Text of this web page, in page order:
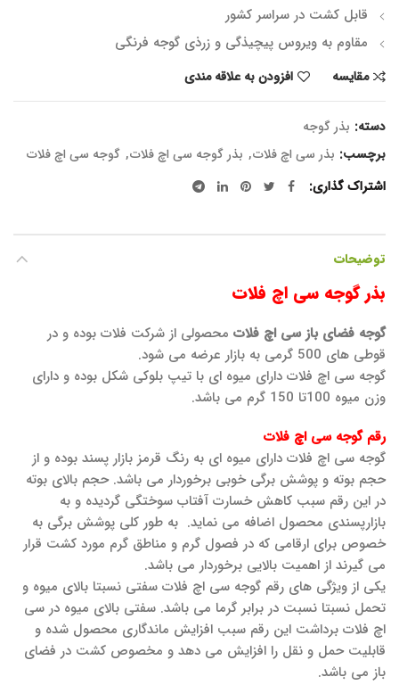
قابل کشت در سراسر کشور
مقاوم به ویروس پیچیذگی و زرذی گوجه فرنگی
مقایسه افزودن به علاقه مندی
دسته: بذر گوجه
برچسب: بذر سی اچ فلات, بذر گوجه سی اچ فلات, گوجه سی اچ فلات
اشتراک گذاری
توضیحات
بذر گوجه سی اچ فلات
گوجه فضای باز سی اچ فلات محصولی از شرکت فلات بوده و در
قوطی های 500 گرمی به بازار عرضه می شود.
گوجه سی اچ فلات دارای میوه ای با تیپ بلوکی شکل بوده و دارای
وزن میوه 100تا 150 گرم می باشد.
رقم گوجه سی اچ فلات
گوجه سی اچ فلات دارای میوه ای به رنگ قرمز بازار پسند بوده و از
حجم بوته و پوشش برگی خوبی برخوردار می باشد. حجم بالای بوته
در این رقم سبب کاهش خسارت آفتاب سوختگی گردیده و به
بازارپسندی محصول اضافه می نماید. به طور کلی پوشش برگی به
خصوص برای ارقامی که در فصول گرم و مناطق گرم مورد کشت قرار
می گیرند از اهمیت بالایی برخوردار می باشد.
یکی از ویژگی های رقم گوجه سی اچ فلات سفتی نسبتا بالای میوه و
تحمل نسبتا نسبت در برابر گرما می باشد. سفتی بالای میوه در سی
اچ فلات برداشت این رقم سبب افزایش ماندگاری محصول شده و
قابلیت حمل و نقل را افزایش می دهد و مخصوص کشت در فضای
باز می باشد.